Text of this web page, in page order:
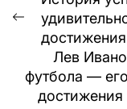
по
записям
Предыдущая
запись:
Лев
футбола —
достижения